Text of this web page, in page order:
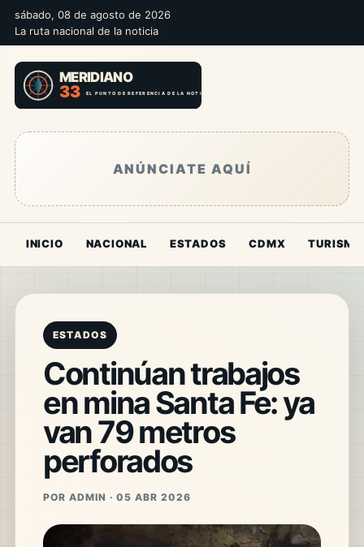
sábado, 08 de agosto de 2026
La ruta nacional de la noticia
ANÚNCIATE AQUÍ
INICIO NACIONAL ESTADOS CDMX TURISMO
ESTADOS
Continúan trabajos
en mina Santa Fe: ya
van 79 metros
perforados
POR ADMIN · 05 ABR 2026